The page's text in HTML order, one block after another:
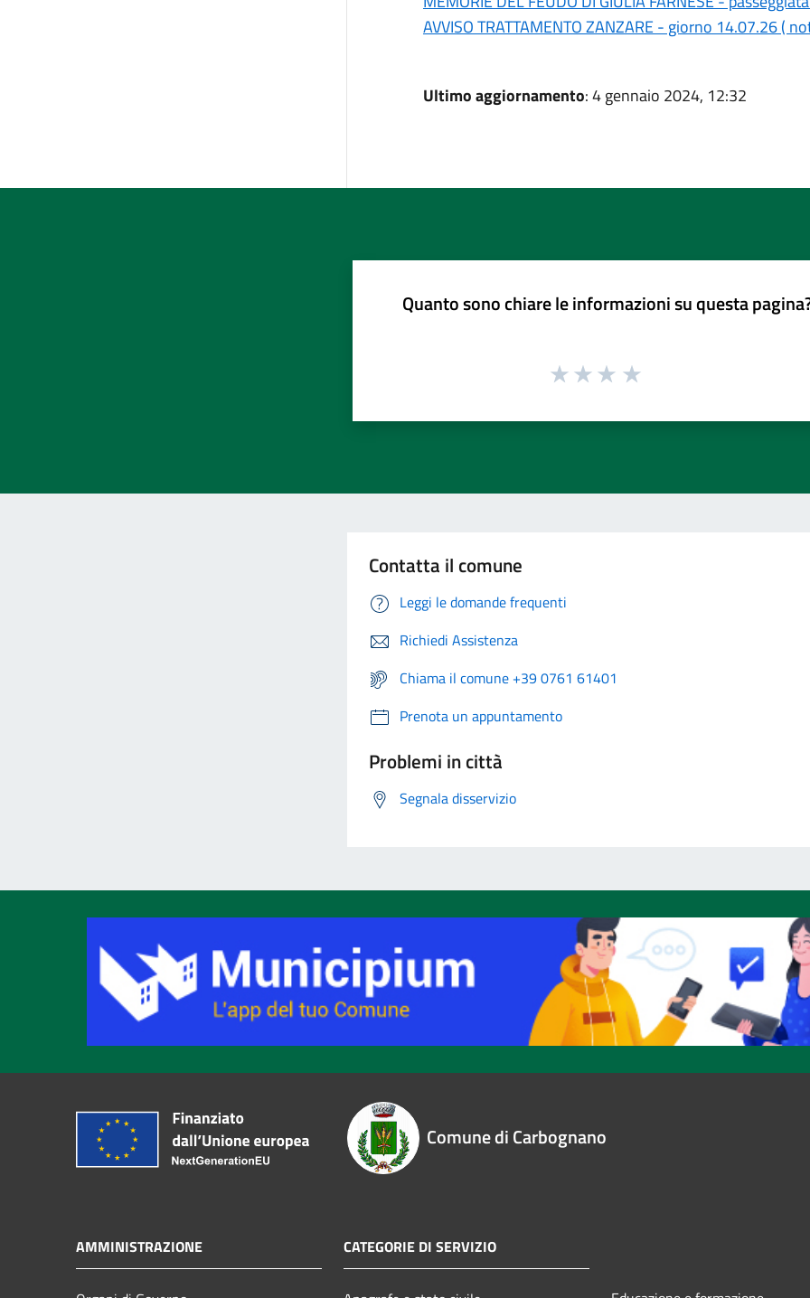
AVVISO TRATTAMENTO ZANZARE - giorno 14.07.26 (
Ultimo aggiornamento: 4 gennaio 2024, 12:32
Quanto sono chiare le informazioni su questa
Contatta il comune
Leggi le domande frequenti
Richiedi Assistenza
Chiama il comune +39 0761 61401
Prenota un appuntamento
Problemi in città
Segnala disservizio
Comune di Carbognano
AMMINISTRAZIONE CATEGORIE DI SERVIZIO